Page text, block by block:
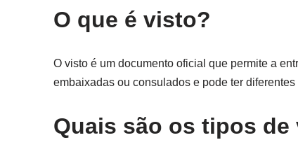
O que é visto?
O visto é um documento oficial que permite a
embaixadas ou consulados e pode ter
Quais são os tipos de